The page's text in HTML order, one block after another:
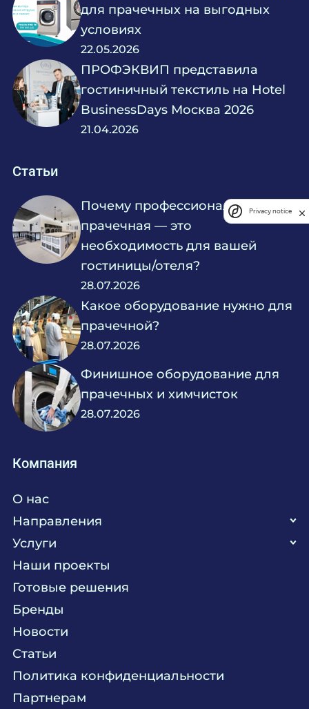
для прачечных на выгодных
условиях
22.05.2026
ПРОФЭКВИП представила
гостиничный текстиль на Hotel
BusinessDays Москва 2026
21.04.2026
Статьи
Почему профессиональная
прачечная — это
необходимость для вашей
гостиницы/отеля?
28.07.2026
Какое оборудование нужно для
прачечной?
28.07.2026
Финишное оборудование для
прачечных и химчисток
28.07.2026
Компания
О нас
Направления
Кухня
Прачечная
Текстиль
Химия
Мебель
Комплексное оснащение
Услуги
Поставка аксессуаров и запасных частей
Сервисное обслуживание
Консалтинг
Технологическое проектирование
Продажа оборудования
Монтажные и пусконаладочные работы
Наши проекты
Готовые решения
Бренды
Новости
Статьи
Политика конфиденциальности
Партнерам
Privacy notice